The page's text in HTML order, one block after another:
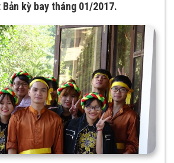
kỳ bay tháng 01/2017.